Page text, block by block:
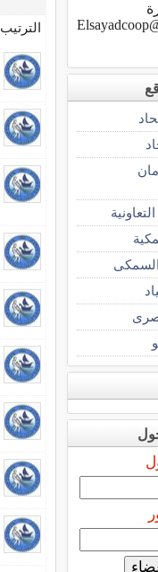
السمكى